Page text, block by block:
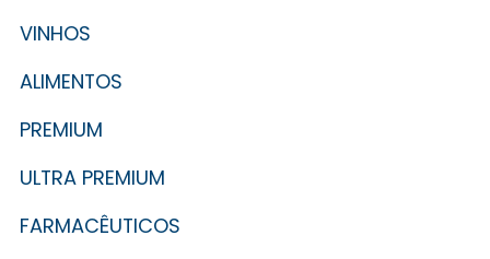
VINHOS
ALIMENTOS
PREMIUM
ULTRA PREMIUM
FARMACÊUTICOS